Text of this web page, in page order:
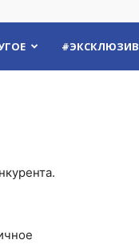
#ЭКСКЛЮЗИВ